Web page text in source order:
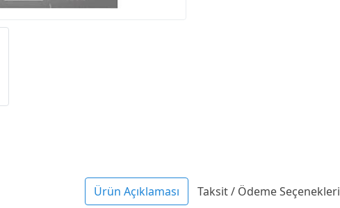
Ürün Açıklaması Taksit / Ödeme Seçenekleri